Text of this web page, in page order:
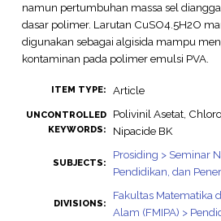
namun pertumbuhan massa sel
dasar polimer. Larutan CuSO4.5H2O
digunakan sebagai algisida mampu
kontaminan pada polimer emulsi PVA.
ITEM TYPE: Article
UNCONTROLLED
KEYWORDS:
Polivinil Asetat,
Nipacide BK
SUBJECTS:
Prosiding > Seminar
Pendidikan, dan
DIVISIONS:
Fakultas Matematika
Alam (FMIPA) >